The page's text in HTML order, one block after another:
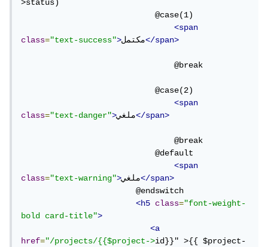
>status)
                            @case(1)
<span
class="text-success">مكتمل</span>
                                @break
                            @case(2)
<span
class="text-danger">ملغي</span>
                                @break
                            @default
<span
class="text-warning">ملغي</span>
                        @endswitch
<h5
class="font-weight-
bold card-title">
<a
href="/projects/{{$project->id}}" >{{ $project-